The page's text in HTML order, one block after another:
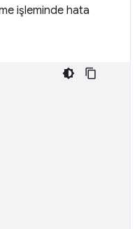
işleminde hata